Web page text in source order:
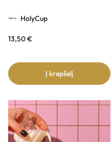
HolyCup
13,50€
Į krepšelį